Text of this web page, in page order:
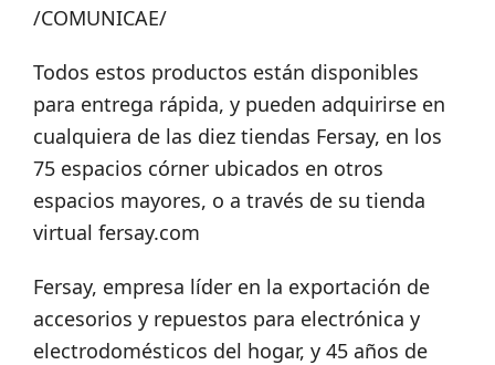
/COMUNICAE/
Todos estos productos están disponibles
para entrega rápida, y pueden adquirirse en
cualquiera de las diez tiendas Fersay, en los
75 espacios córner ubicados en otros
espacios mayores, o a través de su tienda
virtual fersay.com
Fersay, empresa líder en la exportación de
accesorios y repuestos para electrónica y
electrodomésticos del hogar, y 45 años de